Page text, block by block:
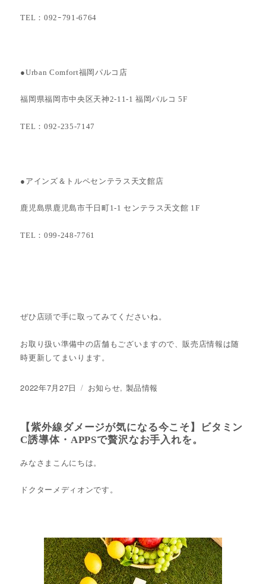
TEL：092ｰ791-6764
●Urban Comfort福岡パルコ店
福岡県福岡市中央区天神2-11-1 福岡パルコ 5F
TEL：092-235-7147
●アインズ＆トルペセンテラス天文館店
鹿児島県鹿児島市千日町1-1 センテラス天文館 1F
TEL：099-248-7761
ぜひ店頭で手に取ってみてくださいね。
お取り扱い準備中の店舗もございますので、販売店情報は随
時更新してまいります。
投
2022年7月27日
カ
リ
ー
お知らせ, 製品情報
【紫外線ダメージが気になる今こそ】ビタミン
C誘導体・APPSで贅沢なお手入れを。
みなさまこんにちは。
ドクターメディオンです。